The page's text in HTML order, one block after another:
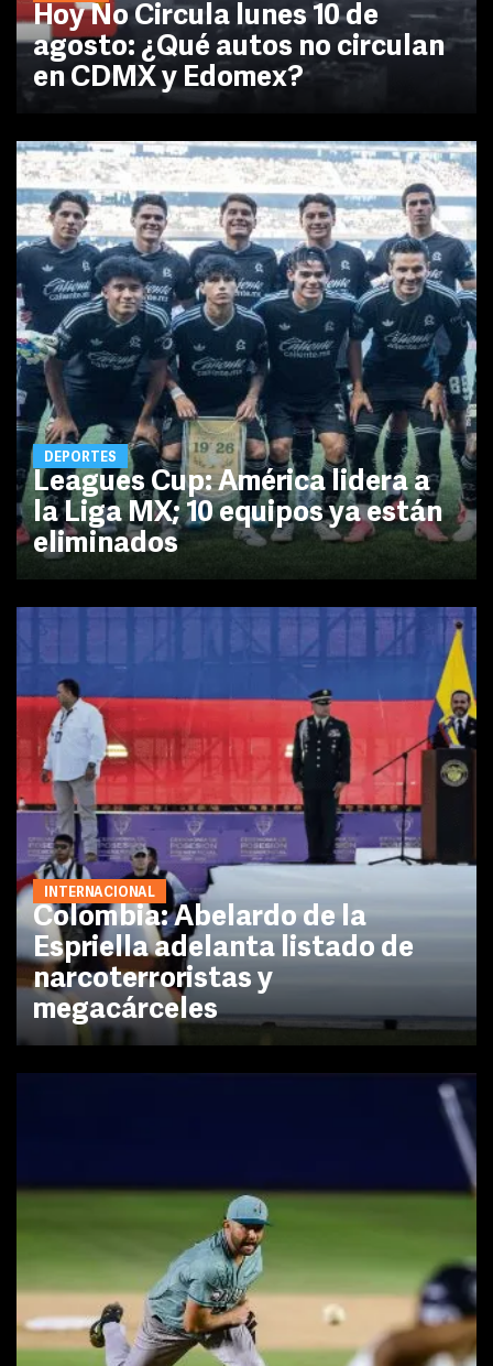
Hoy No Circula lunes 10 de
agosto: ¿Qué autos no circulan
en CDMX y Edomex?
DEPORTES
Leagues Cup: América lidera a
la Liga MX; 10 equipos ya están
eliminados
INTERNACIONAL
Colombia: Abelardo de la
Espriella adelanta listado de
narcoterroristas y
megacárceles